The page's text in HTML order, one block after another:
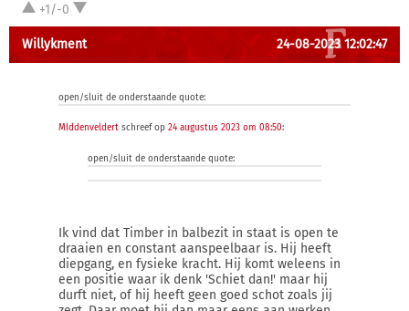
+1/-0
Willykment 24-08-2023 12:02:47
open/sluit de onderstaande quote:
MIddenveldert schreef op 24 augustus 2023 om 08:50:
open/sluit de onderstaande quote:
Ik vind dat Timber in balbezit in staat is open te
draaien en constant aanspeelbaar is. Hij heeft
diepgang, en fysieke kracht. Hij komt weleens in
een positie waar ik denk 'Schiet dan!' maar hij
durft niet, of hij heeft geen goed schot zoals jij